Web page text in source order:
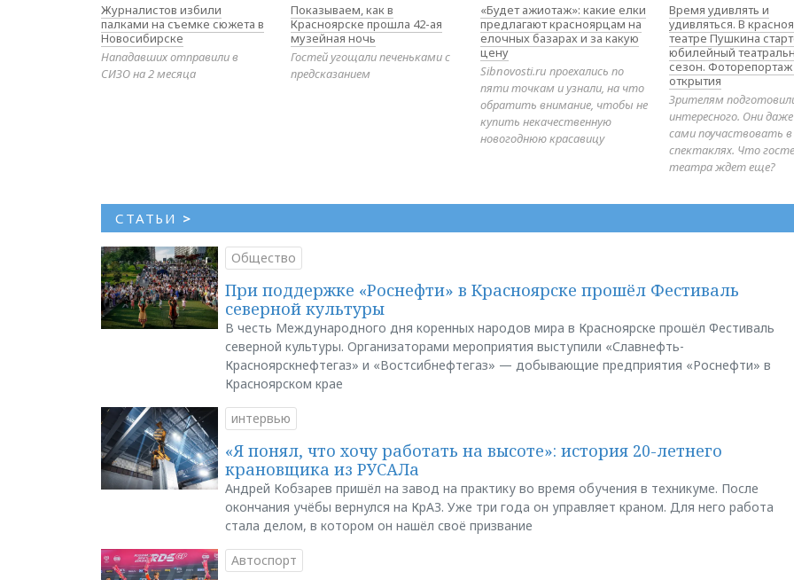
Журналистов избили
палками на съемке сюжета в
Новосибирске
Нападавших отправили в
СИЗО на 2 месяца
Показываем, как в
Красноярске прошла 42-ая
музейная ночь
Гостей угощали печеньками с
предсказанием
«Будет ажиотаж»: какие елки
предлагают красноярцам на
елочных базарах и за какую
цену
Sibnovosti.ru проехались по
пяти точкам и узнали, на что
обратить внимание, чтобы не
купить некачественную
новогоднюю красавицу
Время удивлять и
удивляться. В
театре Пушкина
юбилейный
сезон. Фоторепортаж
открытия
Зрителям
интересного. Они
сами поучаствовать в
спектаклях. Что
театра ждет еще?
СТАТЬИ >
Общество
При поддержке «Роснефти» в Красноярске прошёл Фестиваль
северной культуры
В честь Международного дня коренных народов мира в Красноярске прошёл Фестиваль
северной культуры. Организаторами мероприятия выступили «Славнефть-
Красноярскнефтегаз» и «Востсибнефтегаз» — добывающие предприятия «Роснефти» в
Красноярском крае
интервью
«Я понял, что хочу работать на высоте»: история 20-летнего
крановщика из РУСАЛа
Андрей Кобзарев пришёл на завод на практику во время обучения в техникуме. После
окончания учёбы вернулся на КрАЗ. Уже три года он управляет краном. Для него работа
стала делом, в котором он нашёл своё призвание
Автоспорт